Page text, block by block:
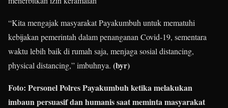
“Kita mengajak masyarakat Payakumbuh untuk mematuhi
kebijakan pemerintah dalam penanganan Covid-19, sementara
waktu lebih baik di rumah saja, menjaga sosial distancing,
physical distancing,” imbuhnya. (byr)
Foto: Personel Polres Payakumbuh ketika melakukan
imbaun persuasif dan humanis saat meminta masyarakat